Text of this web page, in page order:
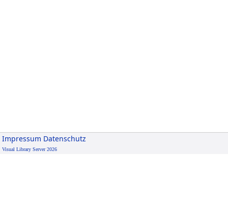
Impressum Datenschutz
Visual Library Server 2026